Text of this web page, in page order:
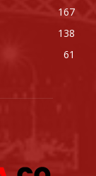
167
138
61